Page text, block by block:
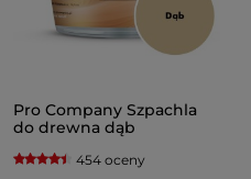
Pro Company Szpachla
do drewna dąb
454 oceny